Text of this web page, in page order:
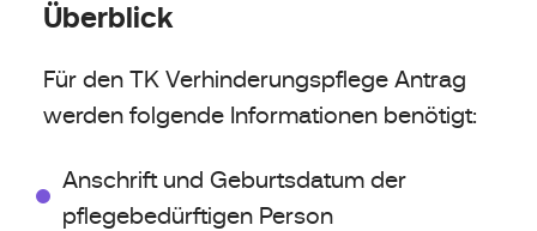
Überblick
Für den TK Verhinderungspflege Antrag
werden folgende Informationen benötigt:
Anschrift und Geburtsdatum der
pflegebedürftigen Person